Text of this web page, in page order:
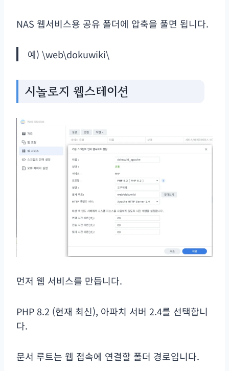
NAS 웹서비스용 공유 폴더에 압축을 풀면 됩니다.
예) \web\dokuwiki\
시놀로지 웹스테이션
먼저 웹 서비스를 만듭니다.
PHP 8.2 (현재 최신), 아파치 서버 2.4를 선택합니
다.
문서 루트는 웹 접속에 연결할 폴더 경로입니다.